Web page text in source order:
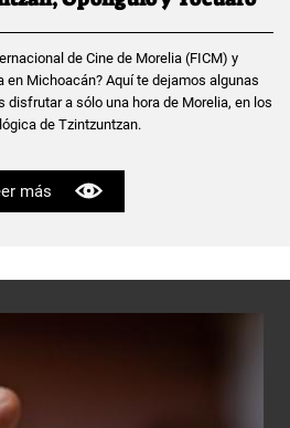
de Cine de Morelia (FICM) y
Michoacán? Aquí te dejamos algunas
disfrutar a sólo una hora de Morelia, en los
de Tzintzuntzan.
más